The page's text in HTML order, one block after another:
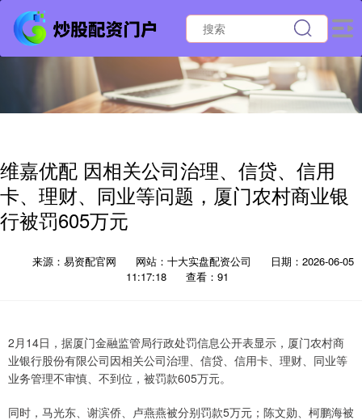
维嘉优配 因相关公司治理、信贷、信用
卡、理财、同业等问题，厦门农村商业银
行被罚605万元
来源：易资配官网 网站：十大实盘配资公司
日期：2026-06-05
11:17:18
查看：91
2月14日，据厦门金融监管局行政处罚信息公开表显示，厦门农村商
业银行股份有限公司因相关公司治理、信贷、信用卡、理财、同业等
业务管理不审慎、不到位，被罚款605万元。
同时，马光东、谢滨侨、卢燕燕被分别罚款5万元；陈文勋、柯鹏海被